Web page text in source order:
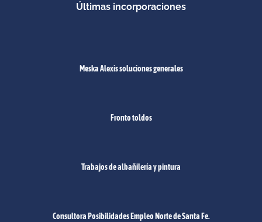
Últimas incorporaciones
Meska Alexis soluciones generales
Fronto toldos
Trabajos de albañilería y pintura
Consultora Posibilidades Empleo Norte de Santa Fe.